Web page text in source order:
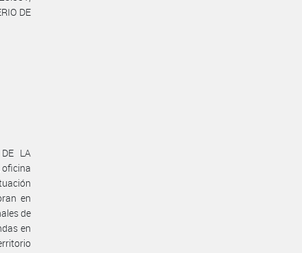
DE
DE LA
oficina
en
de
en